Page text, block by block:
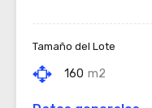
Tamaño del Lote
160 m2